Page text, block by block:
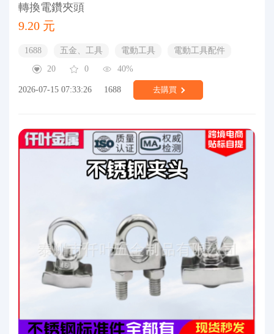
轉換電鑽夾頭
9.20 元
1688 五金、工具 電動工具
電動工具配件
20
0 40%
2026-07-15 07:33:26 1688 去購買